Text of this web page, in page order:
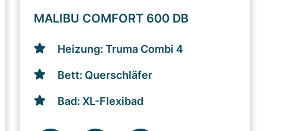
MALIBU COMFORT 600 DB
Heizung: Truma Combi 4
Bett: Querschläfer
Bad: XL-Flexibad